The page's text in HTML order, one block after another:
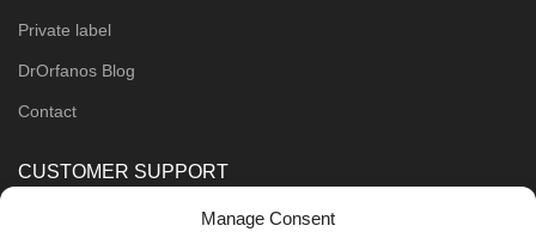
Manage Consent
Private label
DrOrfanos Blog
Contact
CUSTOMER SUPPORT